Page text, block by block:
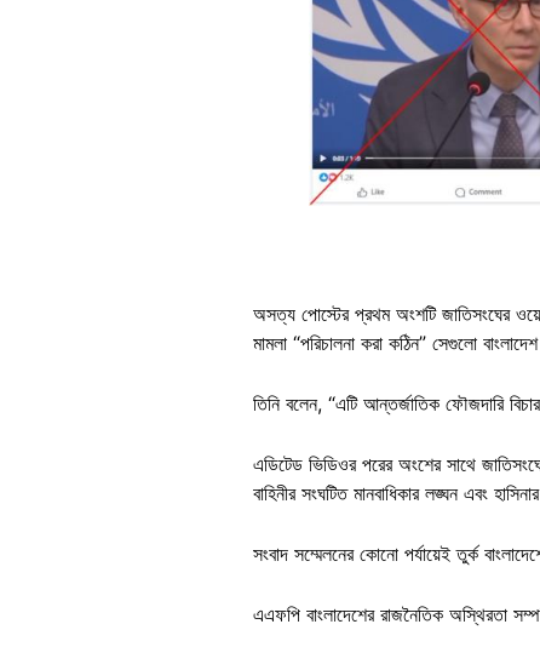
অসত্য পোস্টের প্রথম অংশটি জাতিসংঘের
মামলা “পরিচালনা করা কঠিন” সেগুলো
তিনি বলেন, “এটি আন্তর্জাতিক ফৌজদারি
এডিটেড ভিডিওর পরের অংশের সাথে
বাহিনীর সংঘটিত মানবাধিকার লঙ্ঘন এবং
সংবাদ সম্মেলনের কোনো পর্যায়েই তুর্ক
এএফপি বাংলাদেশের রাজনৈতিক অস্থিরতা